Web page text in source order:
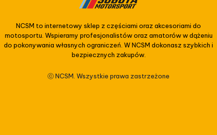
NCSM to internetowy sklep z częściami oraz akcesoriami do
motosportu. Wspieramy profesjonalistów oraz amatorów w dążeniu
do pokonywania własnych ograniczeń. W NCSM dokonasz szybkich i
bezpiecznych zakupów.
ⓒ NCSM. Wszystkie prawa zastrzeżone